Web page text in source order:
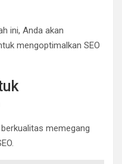
ini, Anda akan
mengoptimalkan SEO
memegang